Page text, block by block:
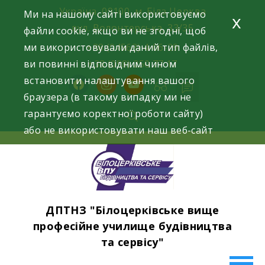
content
Україна, 09100, м. Біла Церква
вул. Волонтерська, 33/35
+38 (04563) 4-06-29
+38 (098) 250 77 17
facebookinstagramyoutube
ДПТНЗ "Білоцерківське вище
професійне училище будівництва
та сервісу"
Ми на нашому сайті використовуємо
файли cookie, якщо ви не згодні, щоб
ми використовували даний тип файлів,
ви повинні відповідним чином
встановити налаштування вашого
браузера (в такому випадку ми не
гарантуємо коректної роботи сайту)
або не використовувати наш веб-сайт
x